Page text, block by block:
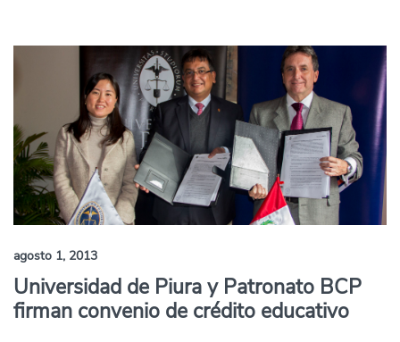
agosto 1, 2013
Universidad de Piura y Patronato BCP
firman convenio de crédito educativo